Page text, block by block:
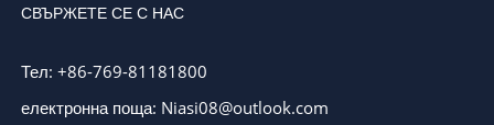
СВЪРЖЕТЕ СЕ С НАС
Тел: +86-769-81181800
електронна поща: Niasi08@outlook.com